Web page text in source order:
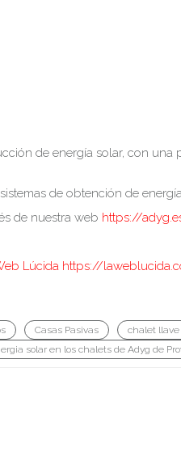
de energía solar, con una
de obtención de
de nuestra web https://
Lúcida https://
Casas Pasivas
chalet
solar en los chalets de Adyg de